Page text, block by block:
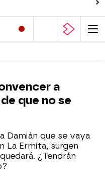
a
que no se
Damián que se vaya
La Ermita, surgen
¿Tendrán